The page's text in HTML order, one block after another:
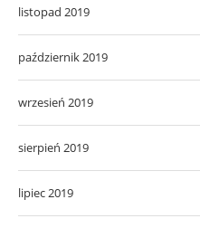
listopad 2019
październik 2019
wrzesień 2019
sierpień 2019
lipiec 2019